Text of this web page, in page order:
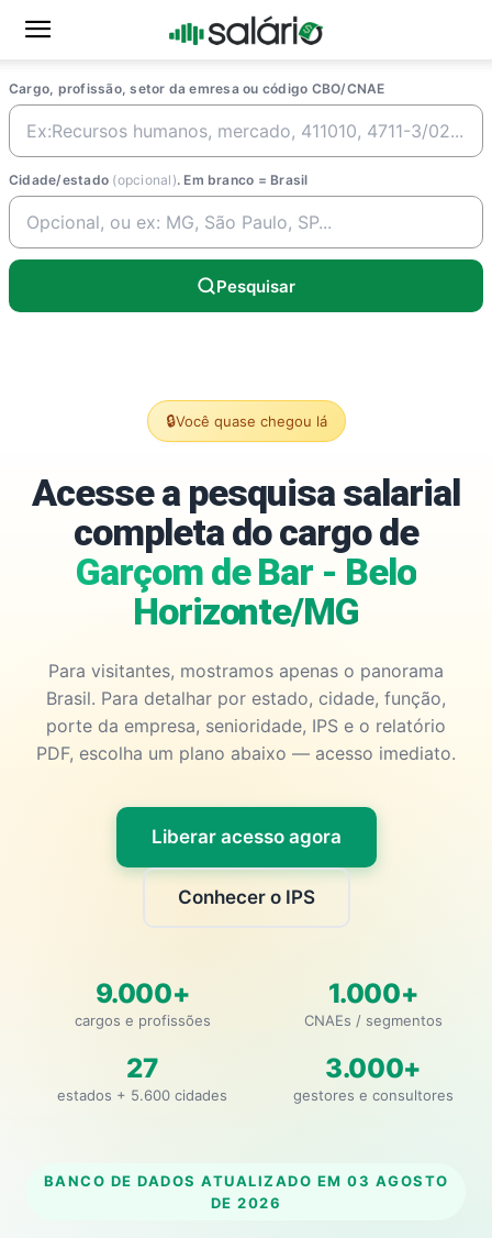
Cargo, profissão, setor da emresa ou código CBO/CNAE
Cidade/estado (opcional). Em branco = Brasil
Pesquisar
🔒Você quase chegou lá
Acesse a pesquisa salarial
completa do cargo de
Garçom de Bar - Belo
Horizonte/MG
Para visitantes, mostramos apenas o panorama
Brasil. Para detalhar por estado, cidade, função,
porte da empresa, senioridade, IPS e o relatório
PDF, escolha um plano abaixo — acesso imediato.
Liberar acesso agora
Conhecer o IPS
9.000+
cargos e profissões
1.000+
CNAEs / segmentos
27
estados + 5.600 cidades
3.000+
gestores e consultores
BANCO DE DADOS ATUALIZADO EM 03 AGOSTO
DE 2026